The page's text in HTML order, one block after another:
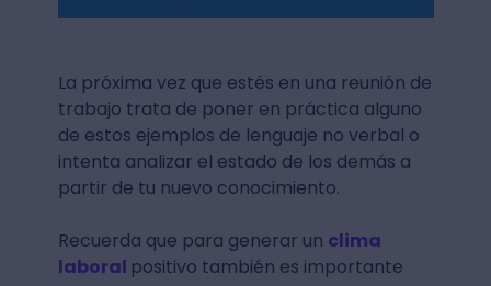
La próxima vez que estés en una reunión de
trabajo trata de poner en práctica alguno
de estos ejemplos de lenguaje no verbal o
intenta analizar el estado de los demás a
partir de tu nuevo conocimiento.
Recuerda que para generar un clima
laboral positivo también es importante